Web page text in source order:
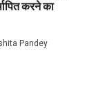
करने का
Pandey